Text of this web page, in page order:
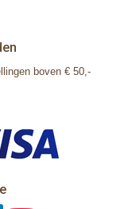
boven € 50,-